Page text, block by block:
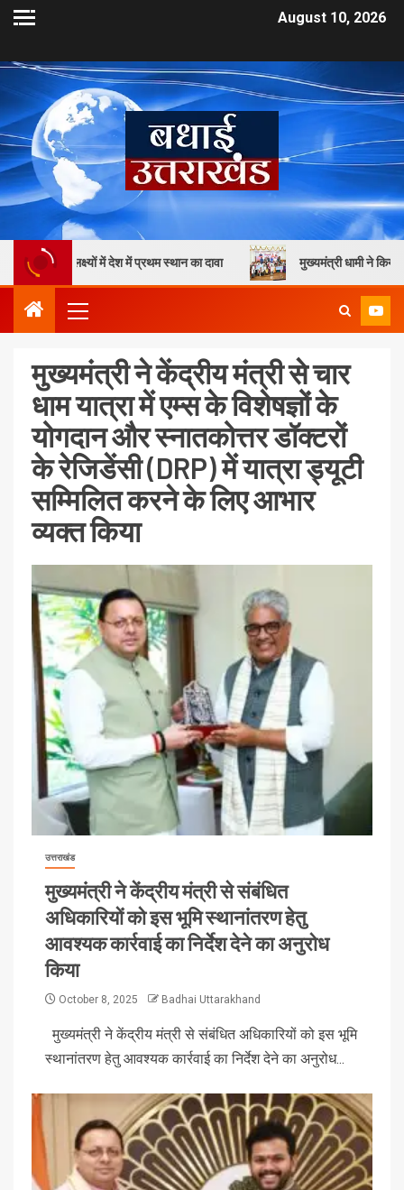
August 10, 2026
में देश में प्रथम स्थान का दावा मुख्यमंत्री धामी ने किया मातृशक्ति का
मुख्यमंत्री ने केंद्रीय मंत्री से चार
धाम यात्रा में एम्स के विशेषज्ञों के
योगदान और स्नातकोत्तर डॉक्टरों
के रेजिडेंसी (DRP) में यात्रा ड्यूटी
सम्मिलित करने के लिए आभार
व्यक्त किया
उत्तराखंड
मुख्यमंत्री ने केंद्रीय मंत्री से संबंधित
अधिकारियों को इस भूमि स्थानांतरण हेतु
आवश्यक कार्रवाई का निर्देश देने का अनुरोध
किया
October 8, 2025 Badhai Uttarakhand
मुख्यमंत्री ने केंद्रीय मंत्री से संबंधित अधिकारियों को इस भूमि
स्थानांतरण हेतु आवश्यक कार्रवाई का निर्देश देने का अनुरोध...